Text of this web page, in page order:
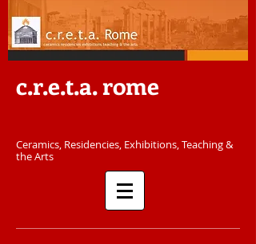
c.r.e.t.a. rome
C​eramics, Residencies, Exhibitions, Teaching &
the Arts​​